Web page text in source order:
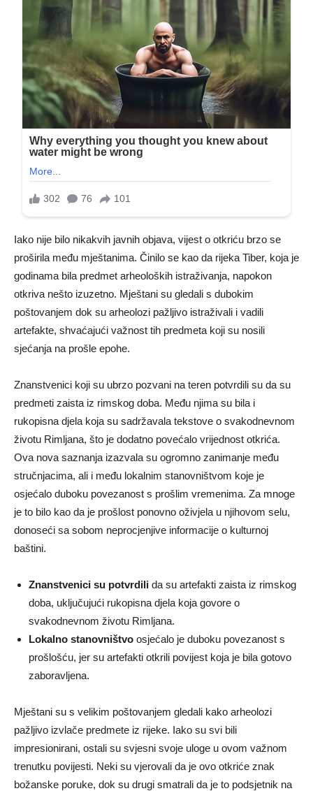
Iako nije bilo nikakvih javnih objava, vijest o otkriću brzo se
proširila među mještanima. Činilo se kao da rijeka Tiber, koja je
godinama bila predmet arheoloških istraživanja, napokon
otkriva nešto izuzetno. Mještani su gledali s dubokim
poštovanjem dok su arheolozi pažljivo istraživali i vadili
artefakte, shvaćajući važnost tih predmeta koji su nosili
sjećanja na prošle epohe.
Znanstvenici koji su ubrzo pozvani na teren potvrdili su da su
predmeti zaista iz rimskog doba. Među njima su bila i
rukopisna djela koja su sadržavala tekstove o svakodnevnom
životu Rimljana, što je dodatno povećalo vrijednost otkrića.
Ova nova saznanja izazvala su ogromno zanimanje među
stručnjacima, ali i među lokalnim stanovništvom koje je
osjećalo duboku povezanost s prošlim vremenima. Za mnoge
je to bilo kao da je prošlost ponovno oživjela u njihovom selu,
donoseći sa sobom neprocjenjive informacije o kulturnoj
baštini.
Znanstvenici su potvrdili da su artefakti zaista iz rimskog
doba, uključujući rukopisna djela koja govore o
svakodnevnom životu Rimljana.
Lokalno stanovništvo osjećalo je duboku povezanost s
prošlošću, jer su artefakti otkrili povijest koja je bila gotovo
zaboravljena.
Mještani su s velikim poštovanjem gledali kako arheolozi
pažljivo izvlače predmete iz rijeke. Iako su svi bili
impresionirani, ostali su svjesni svoje uloge u ovom važnom
trenutku povijesti. Neki su vjerovali da je ovo otkriće znak
božanske poruke, dok su drugi smatrali da je to podsjetnik na